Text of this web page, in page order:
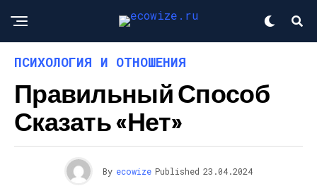
ПСИХОЛОГИЯ И ОТНОШЕНИЯ
Правильный Способ
Сказать «нет»
By ecowize Published 23.04.2024